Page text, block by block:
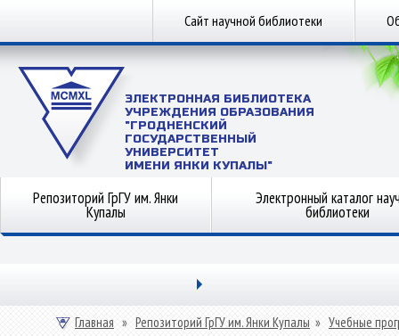
Сайт научной библиотеки
ЭЛЕКТРОННАЯ БИБЛИОТЕКА
УЧРЕЖДЕНИЯ ОБРАЗОВАНИЯ
"ГРОДНЕНСКИЙ
ГОСУДАРСТВЕННЫЙ
УНИВЕРСИТЕТ
ИМЕНИ ЯНКИ КУПАЛЫ"
Репозиторий ГрГУ им. Янки
Купалы
Электронный каталог
библиотеки
Главная » Репозиторий ГрГУ им. Янки Купалы » Учебные